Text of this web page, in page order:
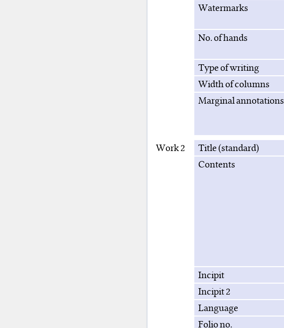
Watermarks
No. of hands
Type of writing
Width of columns
Marginal annotations
Work 2
Title (standard)
Contents
Incipit
Incipit 2
Language
Folio no.